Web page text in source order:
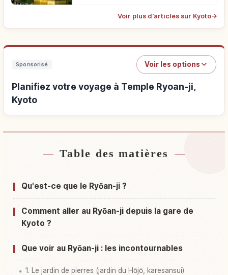
Voir plus d'articles sur Kyoto→
Sponsorisé Voir les options
Planifiez votre voyage à Temple Ryoan-ji,
Kyoto
Hébergements près de Temple Ryoan-ji, Kyoto
Activités à Temple Ryoan-ji, Kyoto
Table des matières
Qu'est-ce que le Ryōan-ji ?
Comment aller au Ryōan-ji depuis la gare de
Kyoto ?
Que voir au Ryōan-ji : les incontournables
1. Le jardin de pierres (jardin du Hōjō, karesansui)